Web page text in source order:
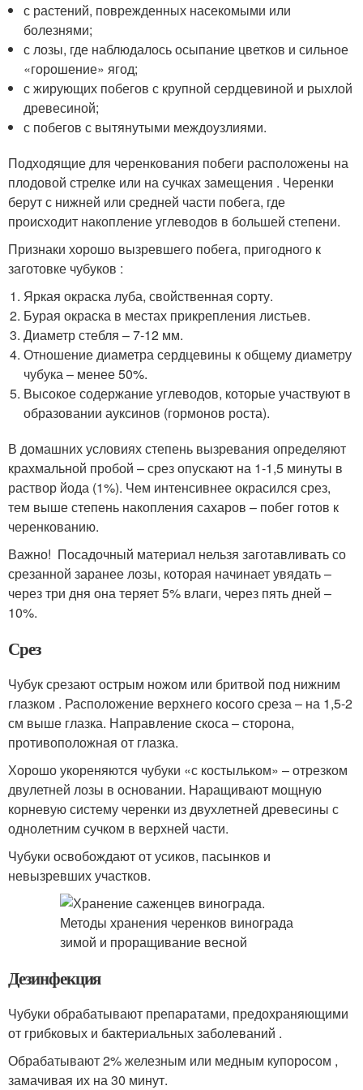
с растений, поврежденных насекомыми или
болезнями;
с лозы, где наблюдалось осыпание цветков и сильное
«горошение» ягод;
с жирующих побегов с крупной сердцевиной и рыхлой
древесиной;
с побегов с вытянутыми междоузлиями.
Подходящие для черенкования побеги расположены на
плодовой стрелке или на сучках замещения . Черенки
берут с нижней или средней части побега, где
происходит накопление углеводов в большей степени.
Признаки хорошо вызревшего побега, пригодного к
заготовке чубуков :
Яркая окраска луба, свойственная сорту.
Бурая окраска в местах прикрепления листьев.
Диаметр стебля – 7-12 мм.
Отношение диаметра сердцевины к общему диаметру
чубука – менее 50%.
Высокое содержание углеводов, которые участвуют в
образовании ауксинов (гормонов роста).
В домашних условиях степень вызревания определяют
крахмальной пробой – срез опускают на 1-1,5 минуты в
раствор йода (1%). Чем интенсивнее окрасился срез,
тем выше степень накопления сахаров – побег готов к
черенкованию.
Важно! Посадочный материал нельзя заготавливать со
срезанной заранее лозы, которая начинает увядать –
через три дня она теряет 5% влаги, через пять дней –
10%.
Срез
Чубук срезают острым ножом или бритвой под нижним
глазком . Расположение верхнего косого среза – на 1,5-2
см выше глазка. Направление скоса – сторона,
противоположная от глазка.
Хорошо укореняются чубуки «с костыльком» – отрезком
двулетней лозы в основании. Наращивают мощную
корневую систему черенки из двухлетней древесины с
однолетним сучком в верхней части.
Чубуки освобождают от усиков, пасынков и
невызревших участков.
Дезинфекция
Чубуки обрабатывают препаратами, предохраняющими
от грибковых и бактериальных заболеваний .
Обрабатывают 2% железным или медным купоросом ,
замачивая их на 30 минут.